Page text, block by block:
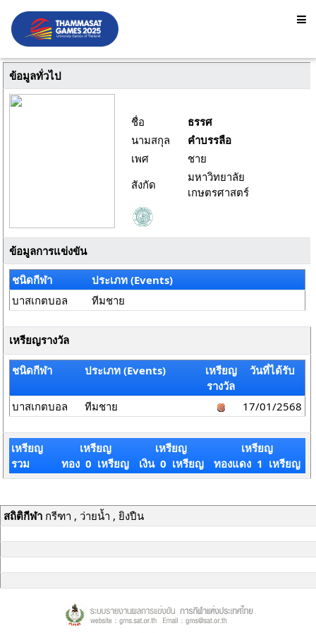
ข้อมูลทั่วไป
ชื่อ
ธรรศ
นามสกุล
คำบรรลือ
เพศ
ชาย
สังกัด
มหาวิทยาลัย
เกษตรศาสตร์
ข้อมูลการแข่งขัน
ชนิดกีฬา
ประเภท (Events)
บาสเกตบอล
ทีมชาย
เหรียญรางวัล
ชนิดกีฬา ประเภท (Events)
เหรียญ
รางวัล
วันที่ได้รับ
บาสเกตบอล ทีมชาย 17/01/2568
เหรียญ
รวม
เหรียญ
ทอง 0 เหรียญ
เหรียญ
เงิน 0 เหรียญ
เหรียญ
ทองแดง 1 เหรียญ
สถิติกีฬากรีฑา , ว่ายน้ำ , ยิงปืน